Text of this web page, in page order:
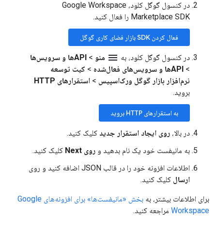
در کنسول گوگل کلود، Google Workspace
Marketplace SDK را فعال کنید.
فعال کردن SDK بازار فضای کاری گوگل
در کنسول گوگل کلود، به menu منو > APIها و سرویس‌ها
> APIها و سرویس‌های فعال‌شده > کیت توسعه
نرم‌افزار بازار گوگل ورک‌اسپیس > استقرارهای HTTP
بروید.
به استقرارهای HTTP بروید
در بالا، روی ایجاد استقرار جدید کلیک کنید.
به مانیفست خود یک نام بدهید و روی Next
کلیک کنید.
اطلاعات افزونه خود را در قالب JSON اضافه کنید و روی
ارسال کلیک کنید.
برای اطلاعات بیشتر، به
بخش «مانیفست‌ها» برای افزونه‌های Google
Workspace مراجعه کنید.